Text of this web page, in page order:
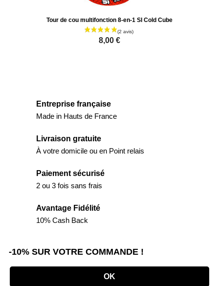
Tour de cou multifonction 8-en-1 SI Cold Cube
8,00 €
Entreprise française
Made in Hauts de France
Livraison gratuite
À votre domicile ou en Point relais
Paiement sécurisé
2 ou 3 fois sans frais
Avantage Fidélité
10% Cash Back
-10% SUR VOTRE COMMANDE !